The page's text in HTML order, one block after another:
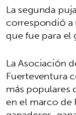
La segunda
correspondió
que fue para el
La Asociación
Fuerteventura
más populares
en el marco de